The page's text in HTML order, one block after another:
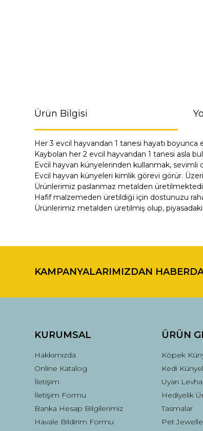
Ürün Bilgisi
Her 3 evcil hayvandan 1 tanesi hayatı boyunca
Kaybolan her 2 evcil hayvandan 1 tanesi asla
Evcil hayvan künyelerinden kullanmak, sevimli
Evcil hayvan künyeleri kimlik görevi görür.
Ürünlerimiz paslanmaz metalden
Hafif malzemeden üretildiği için dostunuzu
Ürünlerimiz metalden üretilmiş olup, piyasadaki
Görüş ve önerileriniz için teşekkür ederiz.
Ürün resmi kalitesiz, bozuk veya
Ürün bilgilerinde hatalar bulunuyor.
Bu ürüne benzer farklı alternatifler olmalı.
KAMPANYALARIMIZDAN
KURUMSAL
Hakkımızda
Online Katalog
İletişim
İletişim Formu
Banka Hesap Bilgilerimiz
Havale Bildirim Formu
ÜRÜN
Köpek
Kedi
Uyarı
Hediyelik
Tasmalar
Pet